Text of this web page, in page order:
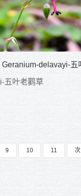
Geranium-delavayi-五
五叶老鹳草
9 10 11